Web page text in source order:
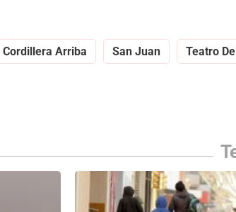
Cordillera Arriba San Juan Teatro